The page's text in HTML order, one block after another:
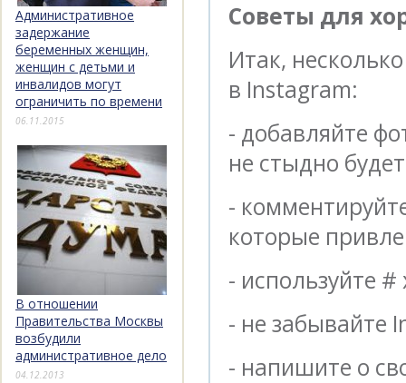
Советы для
Итак,
в Instagram:
- добавляйте
не стыдно
-
которые
- используйте
- не забывайте
- напишите о
Административное
задержание
беременных женщин,
женщин с детьми и
инвалидов могут
ограничить по времени
06.11.2015
В отношении
Правительства Москвы
возбудили
административное дело
04.12.2013